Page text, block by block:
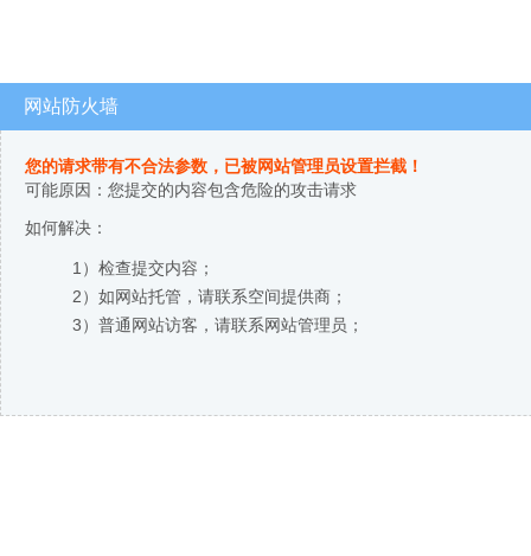
网站防火墙
您的请求带有不合法参数，已被网站管理员设置拦截！
可能原因：您提交的内容包含危险的攻击请求
如何解决：
1）检查提交内容；
2）如网站托管，请联系空间提供商；
3）普通网站访客，请联系网站管理员；